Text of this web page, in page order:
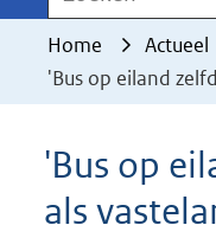
geweigerd.
Home Actueel
'Bus op eiland
'Bus op
als